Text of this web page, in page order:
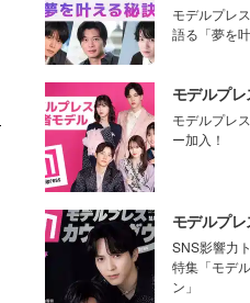
モデルプレ
語る「夢を
モデルプレ
モデルプレ
ー加入！
モデルプ
SNS影響力
特集「モデ
ン」